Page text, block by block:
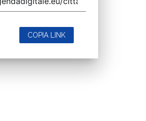
COPIA LINK